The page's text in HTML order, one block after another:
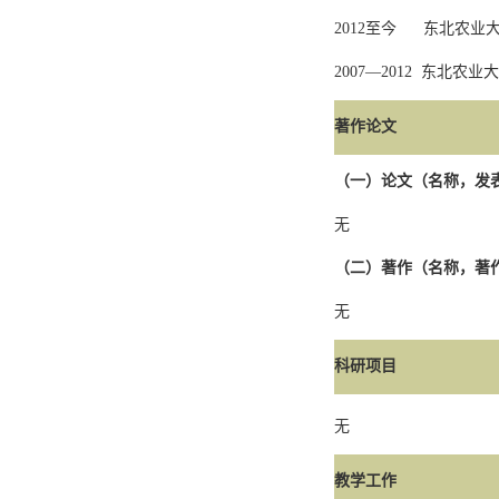
2012至今 东北农业
2007—2012 东北农业
著作论文
（一）论文（名称，
无
（二）著作（名称，
无
科研项目
无
教学工作